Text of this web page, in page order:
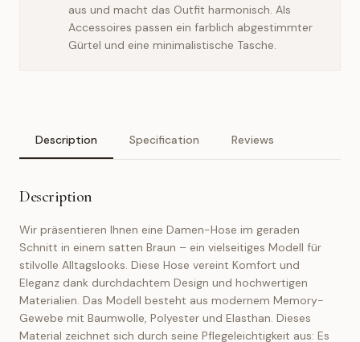
aus und macht das Outfit harmonisch. Als
Accessoires passen ein farblich abgestimmter
Gürtel und eine minimalistische Tasche.
Description Specification Reviews
Description
Wir präsentieren Ihnen eine Damen-Hose im geraden
Schnitt in einem satten Braun – ein vielseitiges Modell für
stilvolle Alltagslooks. Diese Hose vereint Komfort und
Eleganz dank durchdachtem Design und hochwertigen
Materialien. Das Modell besteht aus modernem Memory-
Gewebe mit Baumwolle, Polyester und Elasthan. Dieses
Material zeichnet sich durch seine Pflegeleichtigkeit aus: Es